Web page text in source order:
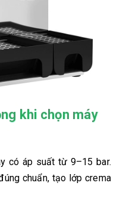
khi chọn máy
có áp suất từ 9–15 bar.
chuẩn, tạo lớp crema